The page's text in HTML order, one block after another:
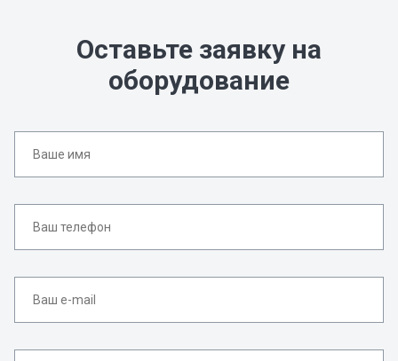
Оставьте заявку на
оборудование